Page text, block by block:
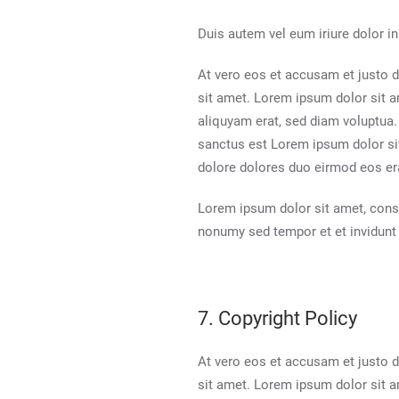
Duis autem vel eum iriure dolor
At vero eos et accusam et justo
sit amet. Lorem ipsum dolor sit
aliquyam erat, sed diam
sanctus est Lorem ipsum dolor
dolore dolores duo eirmod eos
Lorem ipsum dolor sit amet,
nonumy sed tempor et et
7. Copyright Policy
At vero eos et accusam et justo
sit amet. Lorem ipsum dolor sit